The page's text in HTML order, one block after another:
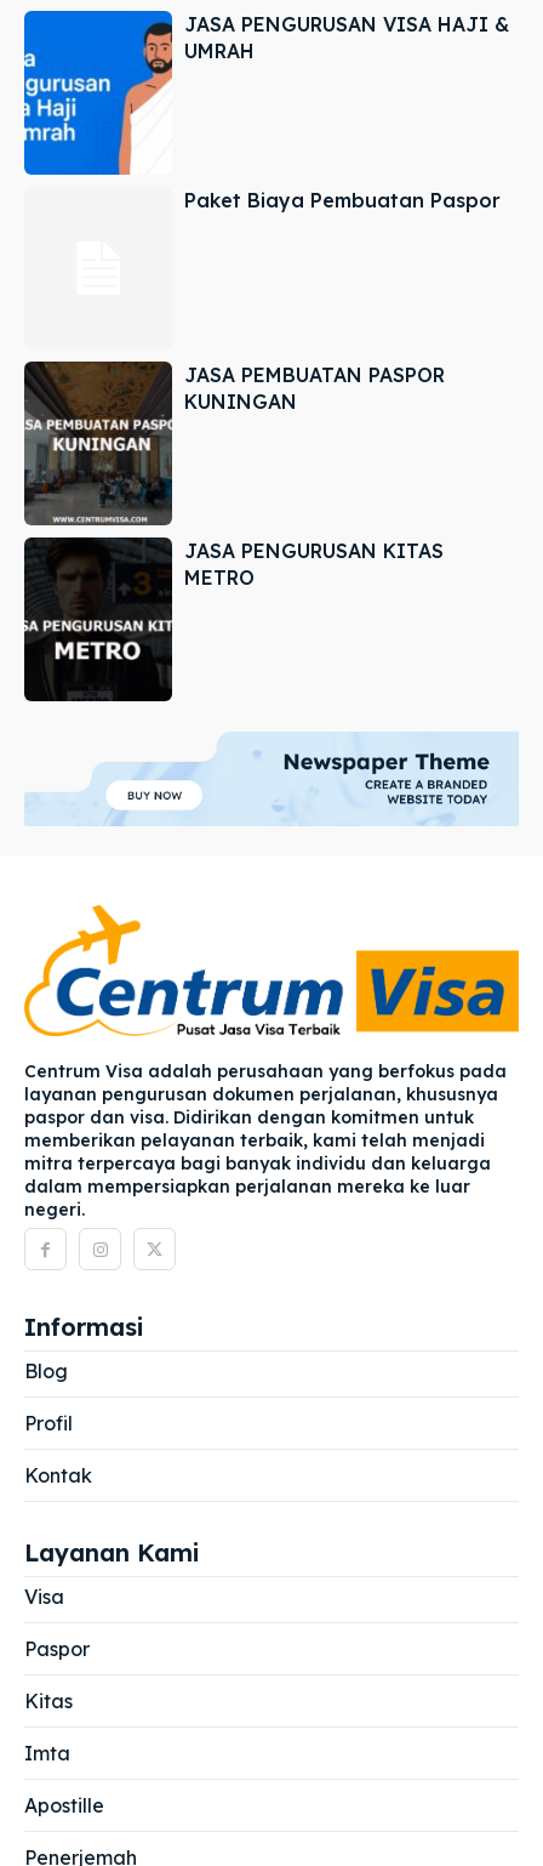
JASA PENGURUSAN VISA HAJI &
UMRAH
Paket Biaya Pembuatan Paspor
JASA PEMBUATAN PASPOR
KUNINGAN
JASA PENGURUSAN KITAS
METRO
Centrum Visa adalah perusahaan yang berfokus pada
layanan pengurusan dokumen perjalanan, khususnya
paspor dan visa. Didirikan dengan komitmen untuk
memberikan pelayanan terbaik, kami telah menjadi
mitra terpercaya bagi banyak individu dan keluarga
dalam mempersiapkan perjalanan mereka ke luar
negeri.
Informasi
Blog
Profil
Kontak
Layanan Kami
Visa
Paspor
Kitas
Imta
Apostille
Penerjemah